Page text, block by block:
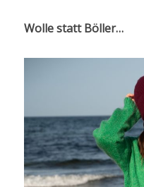
Wolle statt Böller…